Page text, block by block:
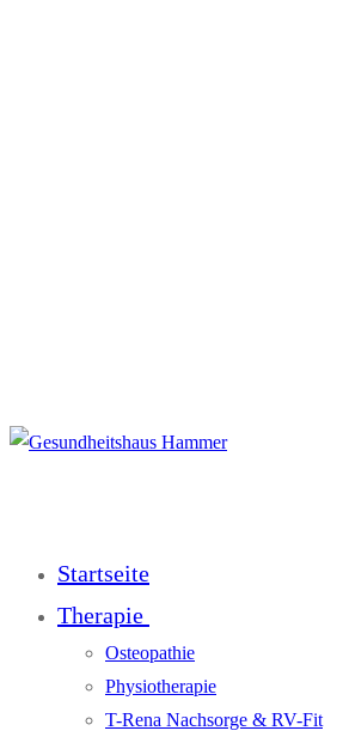
Startseite
Therapie
Osteopathie
Physiotherapie
T-Rena Nachsorge & RV-Fit